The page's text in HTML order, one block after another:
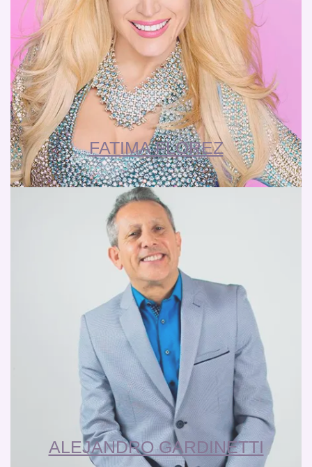
FATIMA FLOREZ
ALEJANDRO GARDINETTI